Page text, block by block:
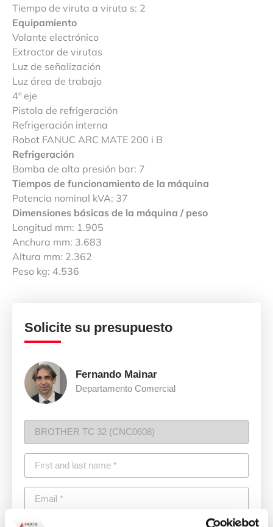
Tiempo de viruta a viruta s: 2
Equipamiento
Volante electrónico
Extractor de virutas
Luz de señalización
Luz área de trabajo
4º eje
Pistola de refrigeración
Refrigeración interna
Robot FANUC ARC MATE 200 i B
Refrigeración
Bomba de alta presión bar: 7
Tiempos de funcionamiento de la máquina
Potencia nominal kVA: 37
Dimensiones básicas de la máquina / peso
Longitud mm: 1.905
Anchura mm: 3.683
Altura mm: 2.362
Peso kg: 4.536
Solicite su presupuesto
Fernando Mainar
Departamento Comercial